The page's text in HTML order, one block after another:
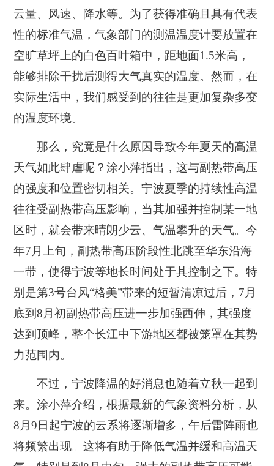
云量、风速、降水等。为了获得准确且具有代表
性的标准气温，气象部门的测温温度计要放置在
空旷草坪上的白色百叶箱中，距地面1.5米高，
能够排除干扰后测得大气真实的温度。然而，在
实际生活中，我们感受到的往往是更加复杂多变
的温度环境。
那么，究竟是什么原因导致今年夏天的高温
天气如此肆虐呢？涂小萍指出，这与副热带高压
的强度和位置密切相关。宁波夏季的持续性高温
往往受副热带高压影响，当其加强并控制某一地
区时，就会带来晴朗少云、气温攀升的天气。今
年7月上旬，副热带高压阶段性北跳至华东沿海
一带，使得宁波等地长时间处于其控制之下。特
别是第3号台风“格美”带来的短暂清凉过后，7月
底到8月初副热带高压进一步加强西伸，其强度
达到顶峰，整个长江中下游地区都被笼罩在其势
力范围内。
不过，宁波降温的好消息也随着立秋一起到
来。涂小萍介绍，根据最新的气象资料分析，从
8月9日起宁波的云系将逐渐增多，午后雷阵雨也
将频繁出现。这将有助于降低气温并缓和高温天